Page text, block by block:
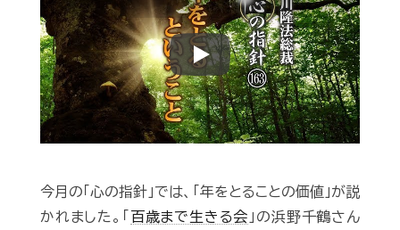
Play
今月の「心の指針」では、「年をとることの価値」が説
かれました。「 百歳まで生きる会 」の浜野千鶴さん